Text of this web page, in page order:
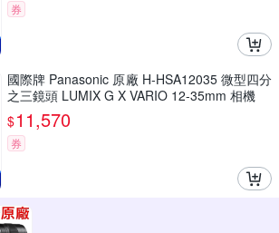
券
國際牌 Panasonic 原廠 H-HSA12035 微型四分
之三鏡頭 LUMIX G X VARIO 12-35mm 相機
$11,570
券